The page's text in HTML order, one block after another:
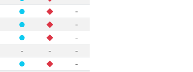
● ◆
-
● ◆
-
● ◆
-
- -
-
● ◆
-